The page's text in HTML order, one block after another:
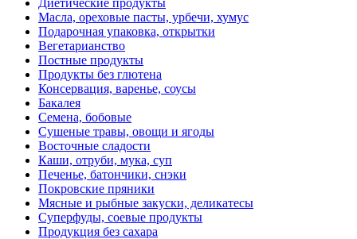
Масла, ореховые пасты, урбечи, хумус
Подарочная упаковка, открытки
Вегетарианство
Постные продукты
Продукты без глютена
Консервация, варенье, соусы
Бакалея
Семена, бобовые
Сушеные травы, овощи и ягоды
Восточные сладости
Каши, отруби, мука, суп
Печенье, батончики, снэки
Покровские пряники
Мясные и рыбные закуски, деликатесы
Суперфуды, соевые продукты
Продукция без сахара